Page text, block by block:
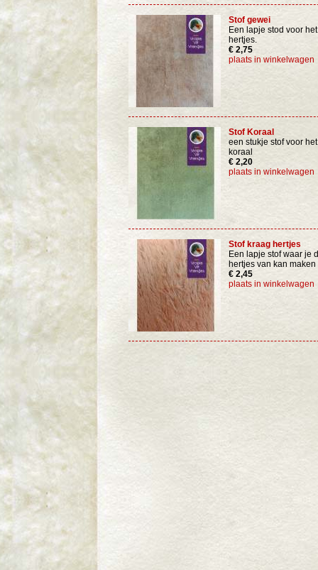
Stof gewei
Een lapje stod voor
hertjes.
€ 2,75
plaats in winkelwagen
Stof Koraal
een stukje stof voor
koraal
€ 2,20
plaats in winkelwagen
Stof kraag hertjes
Een lapje stof waar je
hertjes van kan maken
€ 2,45
plaats in winkelwagen